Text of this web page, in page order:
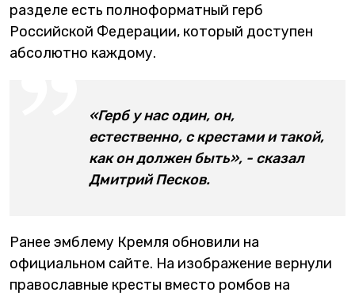
разделе есть полноформатный герб
Российской Федерации, который доступен
абсолютно каждому.
«Герб у нас один, он,
естественно, с крестами и такой,
как он должен быть», - сказал
Дмитрий Песков.
Ранее эмблему Кремля обновили на
официальном сайте. На изображение вернули
православные кресты вместо ромбов на